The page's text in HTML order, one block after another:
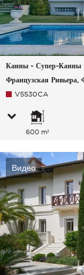
Канны - Супер-Канны
Французская Ривьера,
V5530CA
600 m²
Видео